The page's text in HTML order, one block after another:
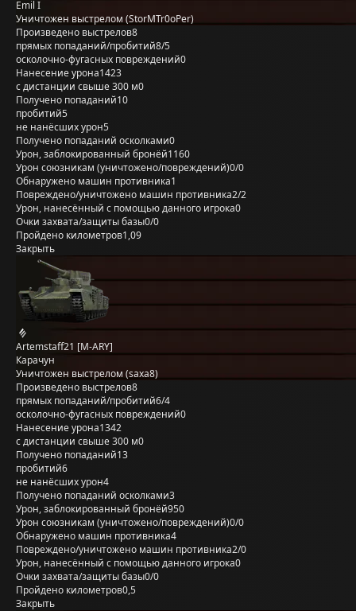
Emil I
Уничтожен выстрелом (StorMTr0oPer)
Произведено выстрелов8
прямых попаданий/пробитий8/5
осколочно-фугасных повреждений0
Нанесение урона1423
с дистанции свыше 300 м0
Получено попаданий10
пробитий5
не нанёсших урон5
Получено попаданий осколками0
Урон, заблокированный бронёй1160
Урон союзникам (уничтожено/повреждений)0/0
Обнаружено машин противника1
Повреждено/уничтожено машин противника2/2
Урон, нанесённый с помощью данного игрока0
Очки захвата/защиты базы0/0
Пройдено километров1,09
Закрыть
Artemstaff21 [M-ARY]
Карачун
Уничтожен выстрелом (saxa8)
Произведено выстрелов8
прямых попаданий/пробитий6/4
осколочно-фугасных повреждений0
Нанесение урона1342
с дистанции свыше 300 м0
Получено попаданий13
пробитий6
не нанёсших урон4
Получено попаданий осколками3
Урон, заблокированный бронёй950
Урон союзникам (уничтожено/повреждений)0/0
Обнаружено машин противника4
Повреждено/уничтожено машин противника2/0
Урон, нанесённый с помощью данного игрока0
Очки захвата/защиты базы0/0
Пройдено километров0,5
Закрыть